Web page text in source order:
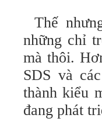
Thế
những chỉ
mà thôi.
SDS và
thành kiểu
đang phát